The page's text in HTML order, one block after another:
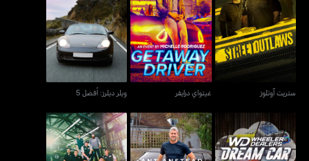
ستريت آوتلوز
ستريت آوتلوز
غيتواي درايفر
غيتواي درايفر
ويلر ديلرز: أفضل 5
ويلر ديلرز: أفضل 5